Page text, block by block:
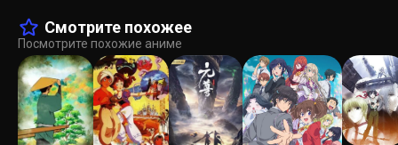
Смотрите похожее
Посмотрите похожие аниме